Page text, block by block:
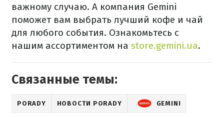
важному случаю. А компания Gemini
поможет вам выбрать лучший кофе и чай
для любого события. Ознакомьтесь с
нашим ассортиментом на store.gemini.ua.
Связанные темы:
PORADY НОВОСТИ PORADY GEMINI